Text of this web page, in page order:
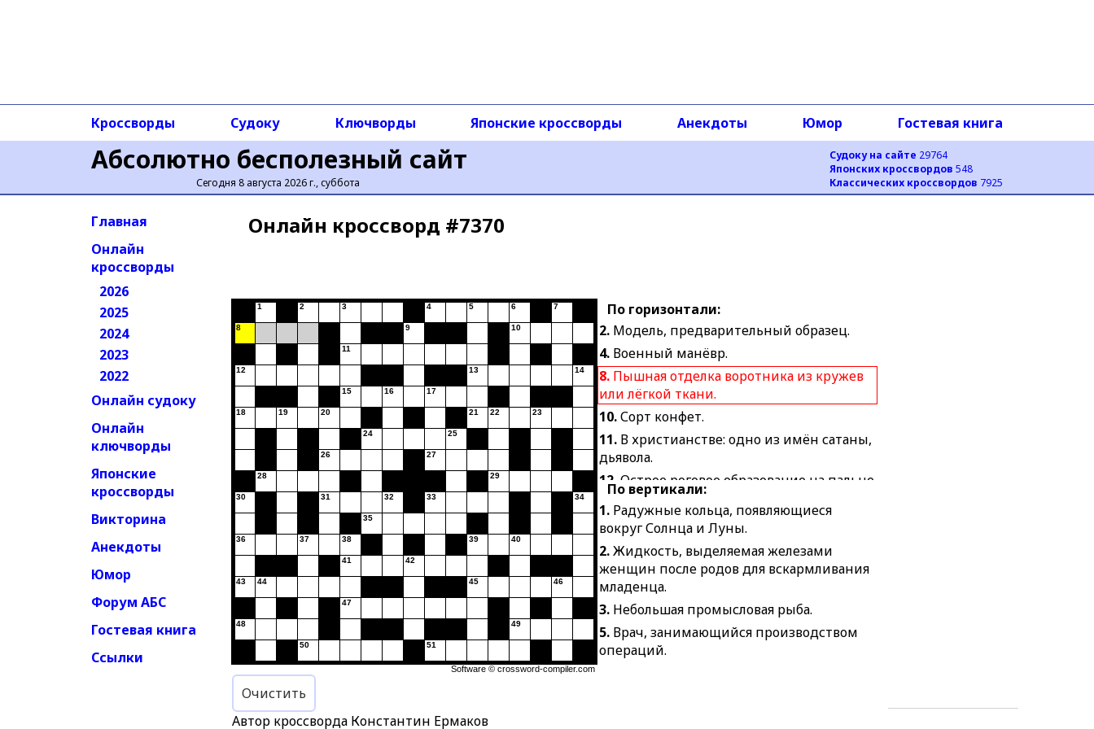
Абсолютно бесполезный сайт
Сегодня 8 августа 2026 г., суббота
Судоку на сайте 29764
Японских кроссвордов 548
Классических кроссвордов 7925
Кроссворды Судоку Ключворды Японские кроссворды Анекдоты Юмор Гостевая книга
Главная
Онлайн
кроссворды
2026
2025
2024
2023
2022
Онлайн судоку
Онлайн
ключворды
Японские
кроссворды
Викторина
Анекдоты
Юмор
Форум АБС
Гостевая книга
Ссылки
Онлайн кроссворд #7370
По горизонтали:
2. Модель, предварительный образец.
4. Военный манёвр.
8. Пышная отделка воротника из кружев
или лёгкой ткани.
10.Сорт конфет.
11. В христианстве: одно из имён сатаны,
дьявола.
12.Острое роговое образование на пальце
зверя или птицы.
13. Действие, приносящее помощь
другому.
15.Свод сведений о чём-либо.
18.Состояние атмосферы в
рассматриваемом месте в определённый
момент.
21.Способ начала шахматной партии.
По вертикали:
1. Радужные кольца, появляющиеся
вокруг Солнца и Луны.
2.Жидкость, выделяемая железами
женщин после родов для вскармливания
младенца.
3. Небольшая промысловая рыба.
5. Врач, занимающийся производством
операций.
8
12
18
30
36
43
48
1
28
44
19
2
37
50
20
26
31
3
11
15
38
41
47
24
35
16
32
9
42
4
17
27
33
51
25
5
13
21
39
45
22
29
6
10
40
49
23
7
46
14
34
Software ©crossword-compiler.com
Очистить
Автор кроссворда Константин Ермаков